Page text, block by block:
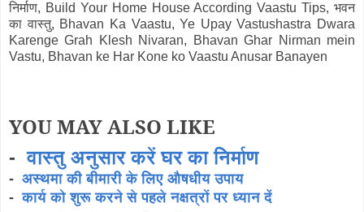
निर्माण, Build Your Home House According Vaastu Tips, भवन
का वास्तु, Bhavan Ka Vaastu, Ye Upay Vastushastra Dwara
Karenge Grah Klesh Nivaran, Bhavan Ghar Nirman mein
Vastu, Bhavan ke Har Kone ko Vaastu Anusar Banayen
YOU MAY ALSO LIKE
-वास्तु अनुसार करें घर का निर्माण
- अस्थमा की बीमारी के लिए औषधीय उपाय
-कार्य को शुरू करने से पहले नक्षत्रों पर ध्यान दें